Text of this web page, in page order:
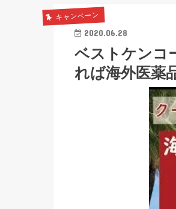
キャンペーン
2020.06.28
ベストケンコ
れば海外医薬